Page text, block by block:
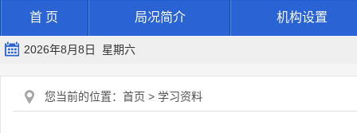
首 页 局况简介 机构设置
2026年8月8日 星期六
您当前的位置： 首页 > 学习资料